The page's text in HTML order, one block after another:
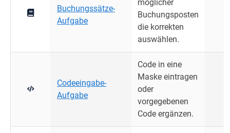
Buchungssätze-
Aufgabe
möglicher
Buchungsposten
die korrekten
auswählen.
Codeeingabe-
Aufgabe
Code in eine
Maske eintragen
oder
vorgegebenen
Code ergänzen.